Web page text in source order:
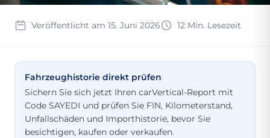
Veröffentlicht am 15. Juni 2026 12 Min. Lesezeit
Fahrzeughistorie direkt prüfen
Sichern Sie sich jetzt Ihren carVertical-Report mit
Code SAYEDI und prüfen Sie FIN, Kilometerstand,
Unfallschäden und Importhistorie, bevor Sie
besichtigen, kaufen oder verkaufen.